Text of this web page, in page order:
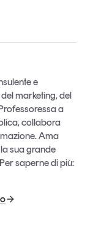
e
marketing, del
a
collabora
Ama
sua grande
saperne di più: